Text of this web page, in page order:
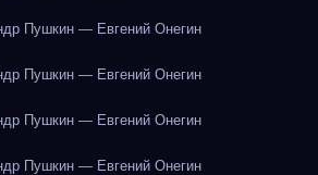
Пушкин — Евгений Онегин
Пушкин — Евгений Онегин
Пушкин — Евгений Онегин
Пушкин — Евгений Онегин